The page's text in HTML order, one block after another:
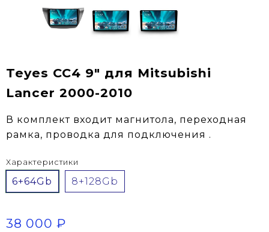
Teyes CC4 9" для Mitsubishi
Lancer 2000-2010
В комплект входит магнитола, переходная
рамка, проводка для подключения .
Характеристики
6+64Gb 8+128Gb
38 000 ₽